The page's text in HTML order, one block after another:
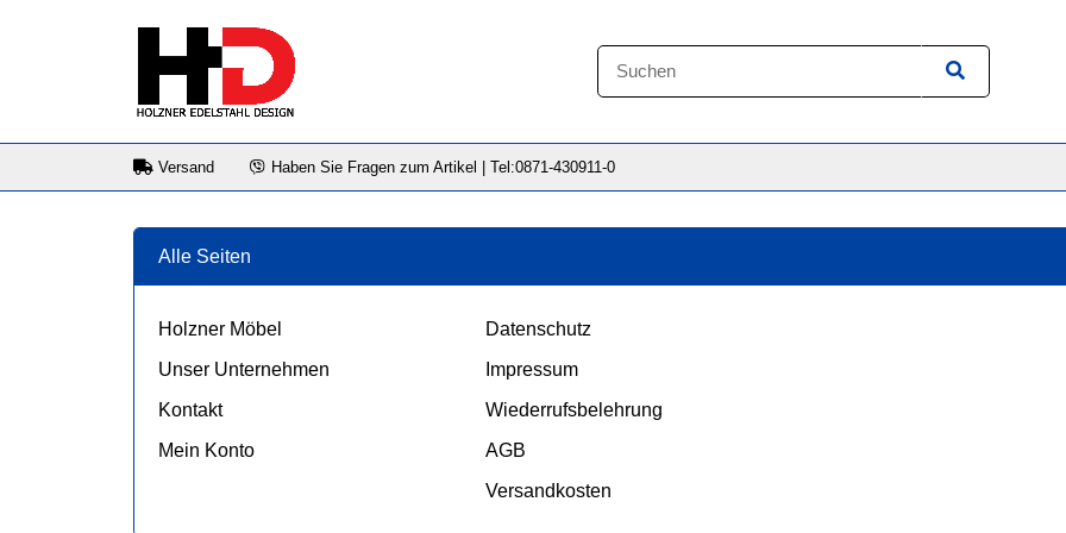
Versand Haben Sie Fragen zum Artikel | Tel:0871-430911-0
Alle Seiten
Holzner Möbel
Unser Unternehmen
Kontakt
Mein Konto
Datenschutz
Impressum
Wiederrufsbelehrung
AGB
Versandkosten